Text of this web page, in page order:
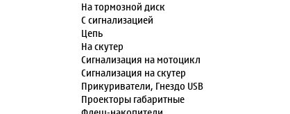
На тормозной диск
С сигнализацией
Цепь
На скутер
Сигнализация на мотоцикл
Сигнализация на скутер
Прикуриватели, Гнездо USB
Проекторы габаритные